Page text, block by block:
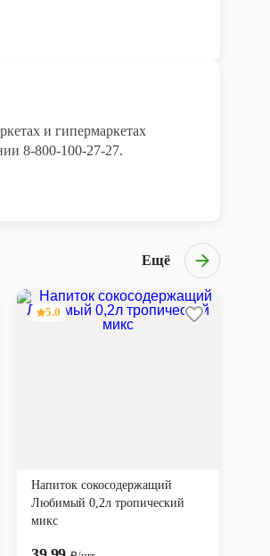
и гипермаркетах
8-800-100-27-27.
Ещё
5.0
Напиток сокосодержащий
Любимый 0,2л тропический
микс